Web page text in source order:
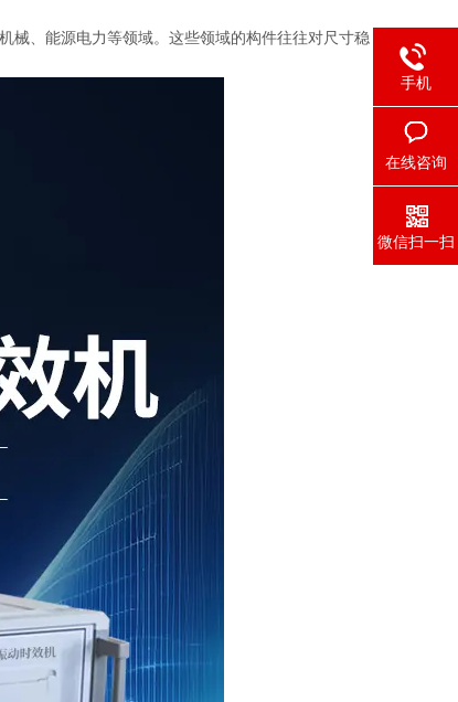
械、能源电力等领域。这些领域的构件往往对尺寸稳
手机
在线咨询
微信扫一扫